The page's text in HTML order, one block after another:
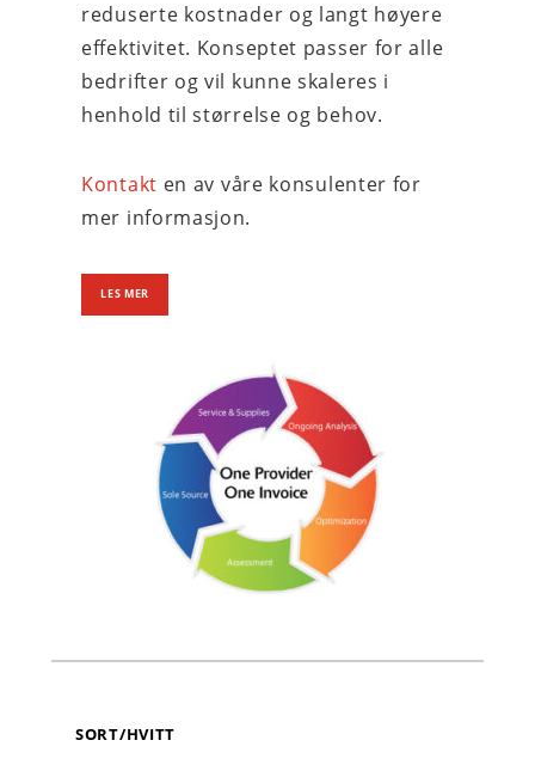
reduserte kostnader og langt høyere
effektivitet. Konseptet passer for alle
bedrifter og vil kunne skaleres i
henhold til størrelse og behov.
Kontakt en av våre konsulenter for
mer informasjon.
LES MER
SORT/HVITT